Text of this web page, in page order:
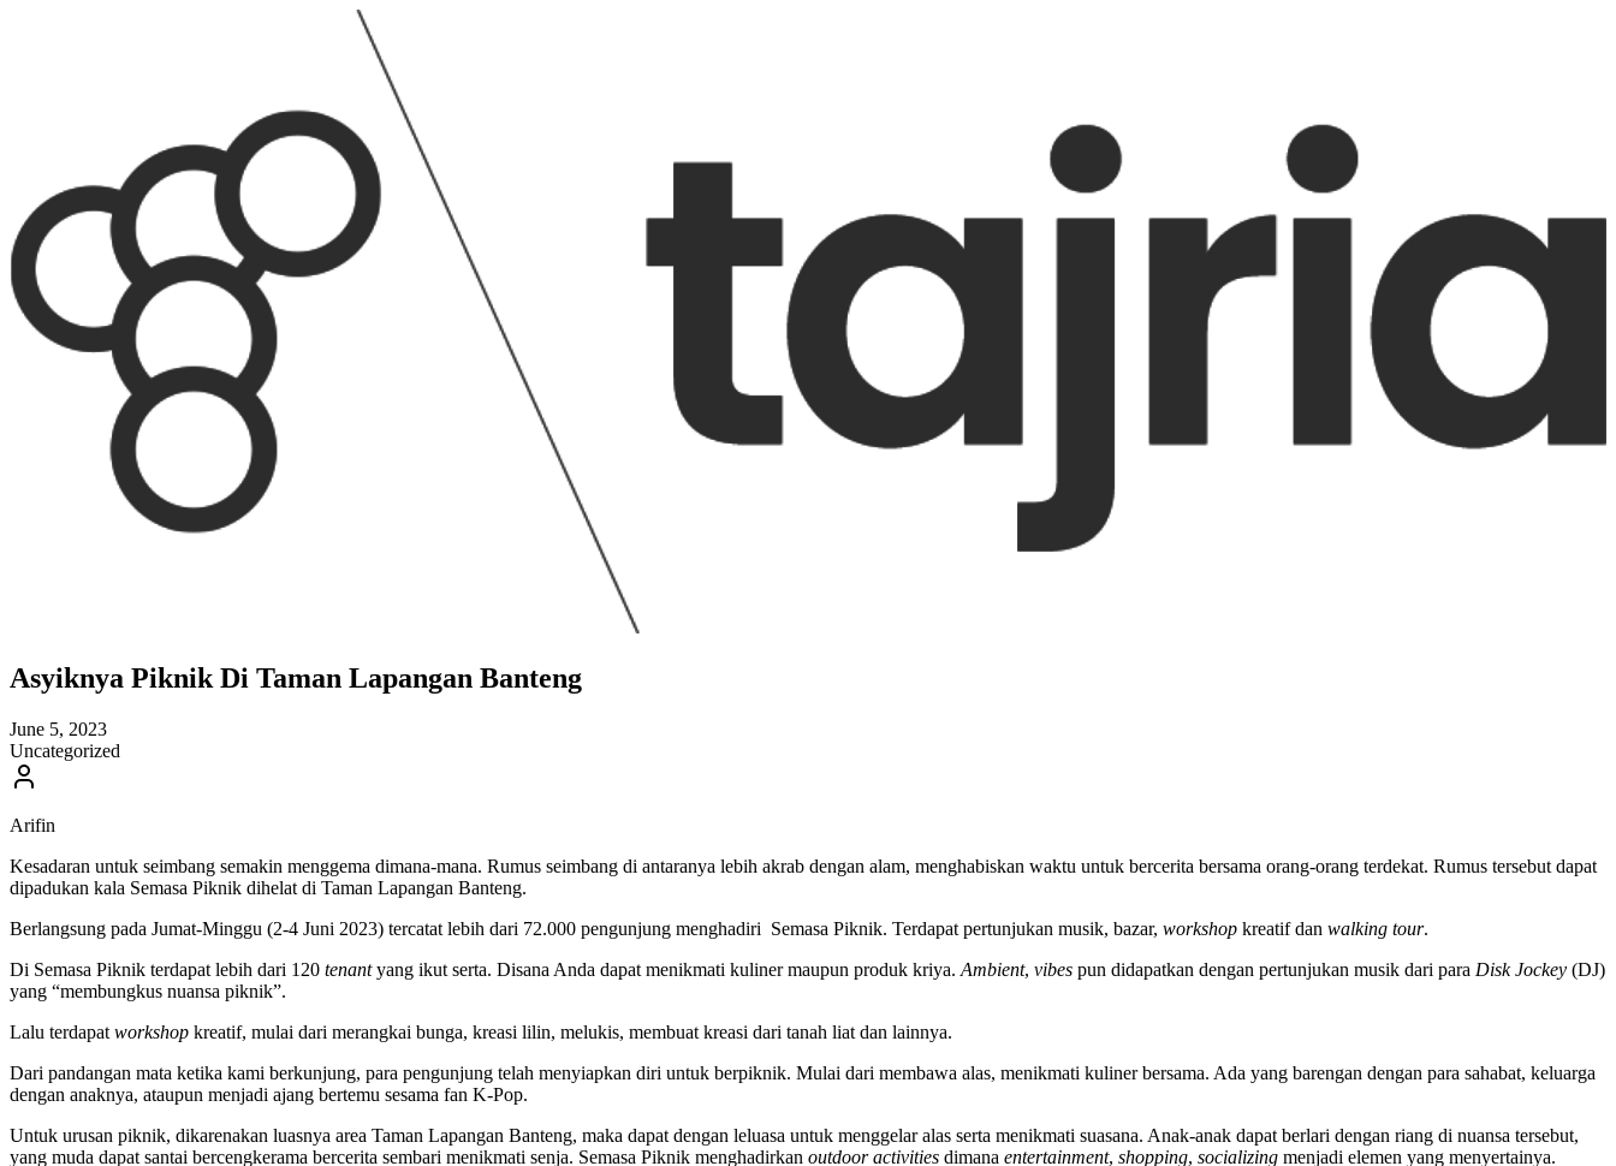
Asyiknya Piknik Di Taman Lapangan Banteng
June 5, 2023
Uncategorized
Arifin
Kesadaran untuk seimbang semakin menggema dimana-mana. Rumus seimbang di antaranya lebih akrab dengan alam, menghabiskan waktu untuk bercerita bersama orang-orang terdekat. Rumus tersebut dapat
dipadukan kala Semasa Piknik dihelat di Taman Lapangan Banteng.
Berlangsung pada Jumat-Minggu (2-4 Juni 2023) tercatat lebih dari 72.000 pengunjung menghadiri Semasa Piknik. Terdapat pertunjukan musik, bazar, workshop kreatif dan walking tour.
Di Semasa Piknik terdapat lebih dari 120 tenantyang ikut serta. Disana Anda dapat menikmati kuliner maupun produk kriya. Ambient, vibes pun didapatkan dengan pertunjukan musik dari para Disk Jockey (DJ)
yang “membungkus nuansa piknik”.
Lalu terdapat workshop kreatif, mulai dari merangkai bunga, kreasi lilin, melukis, membuat kreasi dari tanah liat dan lainnya.
Dari pandangan mata ketika kami berkunjung, para pengunjung telah menyiapkan diri untuk berpiknik. Mulai dari membawa alas, menikmati kuliner bersama. Ada yang barengan dengan para sahabat, keluarga
dengan anaknya, ataupun menjadi ajang bertemu sesama fan K-Pop.
Untuk urusan piknik, dikarenakan luasnya area Taman Lapangan Banteng, maka dapat dengan leluasa untuk menggelar alas serta menikmati suasana. Anak-anak dapat berlari dengan riang di nuansa tersebut,
yang muda dapat santai bercengkerama bercerita sembari menikmati senja. Semasa Piknik menghadirkan outdoor activities dimana entertainment, shopping, socializing menjadi elemen yang menyertainya.